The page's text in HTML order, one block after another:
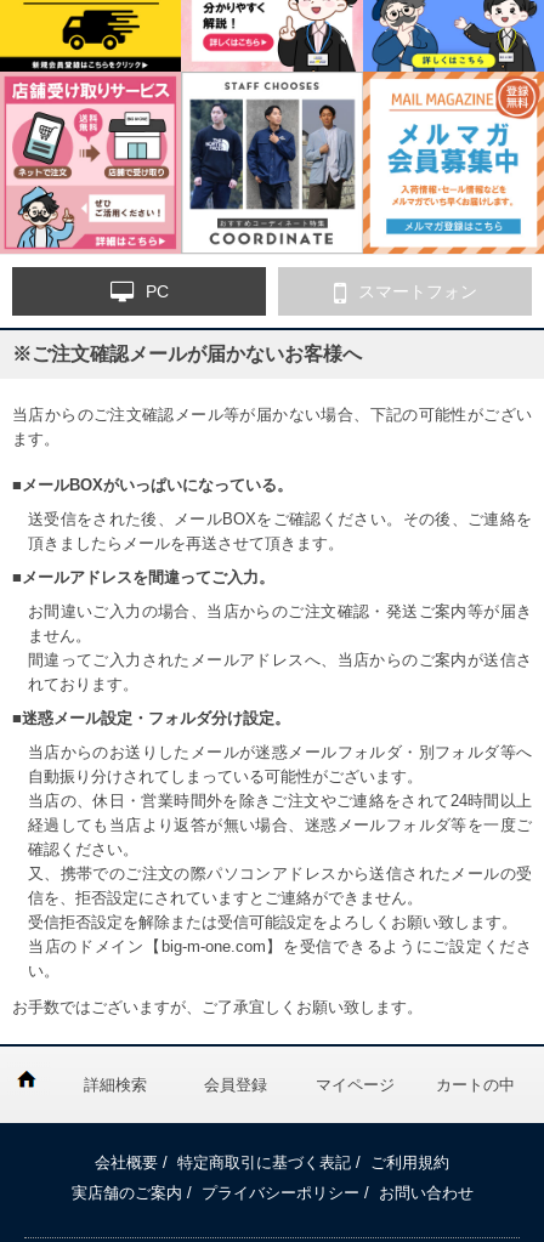
PC スマートフォン
※ご注文確認メールが届かないお客様へ
当店からのご注文確認メール等が届かない場合、下記の可能性がござい
ます。
■メールBOXがいっぱいになっている。
送受信をされた後、メールBOXをご確認ください。その後、ご連絡を
頂きましたらメールを再送させて頂きます。
■メールアドレスを間違ってご入力。
お間違いご入力の場合、当店からのご注文確認・発送ご案内等が届き
ません。
間違ってご入力されたメールアドレスへ、当店からのご案内が送信さ
れております。
■迷惑メール設定・フォルダ分け設定。
当店からのお送りしたメールが迷惑メールフォルダ・別フォルダ等へ
自動振り分けされてしまっている可能性がございます。
当店の、休日・営業時間外を除きご注文やご連絡をされて24時間以上
経過しても当店より返答が無い場合、迷惑メールフォルダ等を一度ご
確認ください。
又、携帯でのご注文の際パソコンアドレスから送信されたメールの受
信を、拒否設定にされていますとご連絡ができません。
受信拒否設定を解除または受信可能設定をよろしくお願い致します。
当店のドメイン【big-m-one.com】を受信できるようにご設定くださ
い。
お手数ではございますが、ご了承宜しくお願い致します。
詳細検索 会員登録 マイページ カートの中
会社概要 / 特定商取引に基づく表記 /
ご利用規約
実店舗のご案内 / プライバシーポリシー / お問い合わせ